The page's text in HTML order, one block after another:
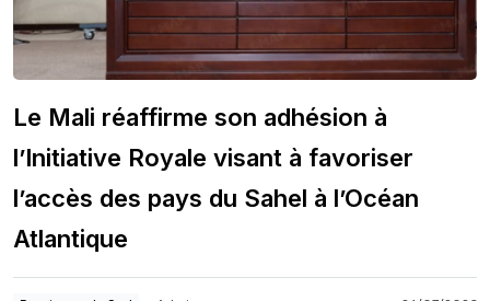
Le Mali réaffirme son adhésion à
l’Initiative Royale visant à favoriser
l’accès des pays du Sahel à l’Océan
Atlantique